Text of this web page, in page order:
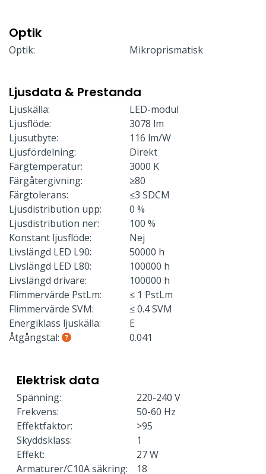
Optik
Optik: Mikroprismatisk
Ljusdata & Prestanda
Ljuskälla:
LED-modul
Ljusflöde:
3078 lm
Ljusutbyte:
116 lm/W
Ljusfördelning:
Direkt
Färgtemperatur:
3000 K
Färgåtergivning:
≥80
Färgtolerans:
≤3 SDCM
Ljusdistribution upp:
0 %
Ljusdistribution ner:
100 %
Konstant ljusflöde:
Nej
Livslängd LED L90:
50000 h
Livslängd LED L80:
100000 h
Livslängd drivare:
100000 h
Flimmervärde PstLm:
≤ 1 PstLm
Flimmervärde SVM:
≤ 0.4 SVM
Energiklass ljuskälla:
E
Åtgångstal:
0.041
Elektrisk data
Spänning:
220-240 V
Frekvens:
50-60 Hz
Effektfaktor:
>95
Skyddsklass:
1
Effekt:
27 W
Armaturer/C10A säkring:
18